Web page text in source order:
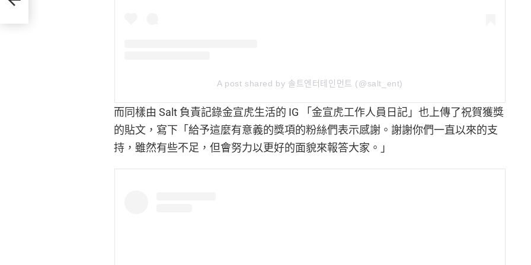
A post shared by 솔트엔터테인먼트 (@salt_ent)
而同樣由 Salt 負責記錄金宣虎生活的 IG 「金宣虎工作人員日記」也上傳了祝賀獲獎
的貼文，寫下「給予這麼有意義的獎項的粉絲們表示感謝。謝謝你們一直以來的支
持，雖然有些不足，但會努力以更好的面貌來報答大家。」